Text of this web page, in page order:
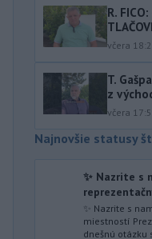
R.
včera
T.
z
včera
Najnovšie statusy
✨ Nazrite s
✨ Nazrite s
miestností
dnešnú otázku